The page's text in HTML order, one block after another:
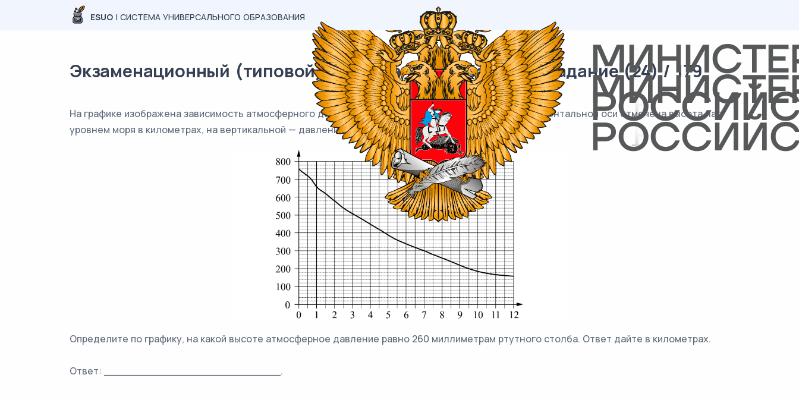
ESUO | СИСТЕМА УНИВЕРСАЛЬНОГО ОБРАЗОВАНИЯ
Экзаменационный (типовой) материал ЕГЭ / База / 03 задание (24) / 179
На графике изображена зависимость атмосферного давления от высоты над уровнем моря. На горизонтальной оси отмечена высота над
уровнем моря в километрах, на вертикальной — давление в миллиметрах ртутного столба.
Определите по графику, на какой высоте атмосферное давление равно 260 миллиметрам ртутного столба. Ответ дайте в километрах.
Ответ: ___________________________.